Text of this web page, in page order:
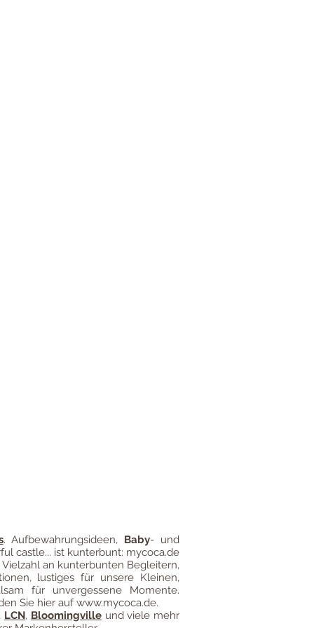
.Aufbewahrungsideen, Baby- und
castle... ist kunterbunt: mycoca.de
an kunterbunten Begleitern,
lustiges für unsere Kleinen,
für unvergessene Momente.
Sie hier aufwww.mycoca.de.
, LCN, Bloomingville und viele mehr